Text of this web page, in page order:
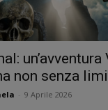
un’avventura
non senza
9 Aprile 2026